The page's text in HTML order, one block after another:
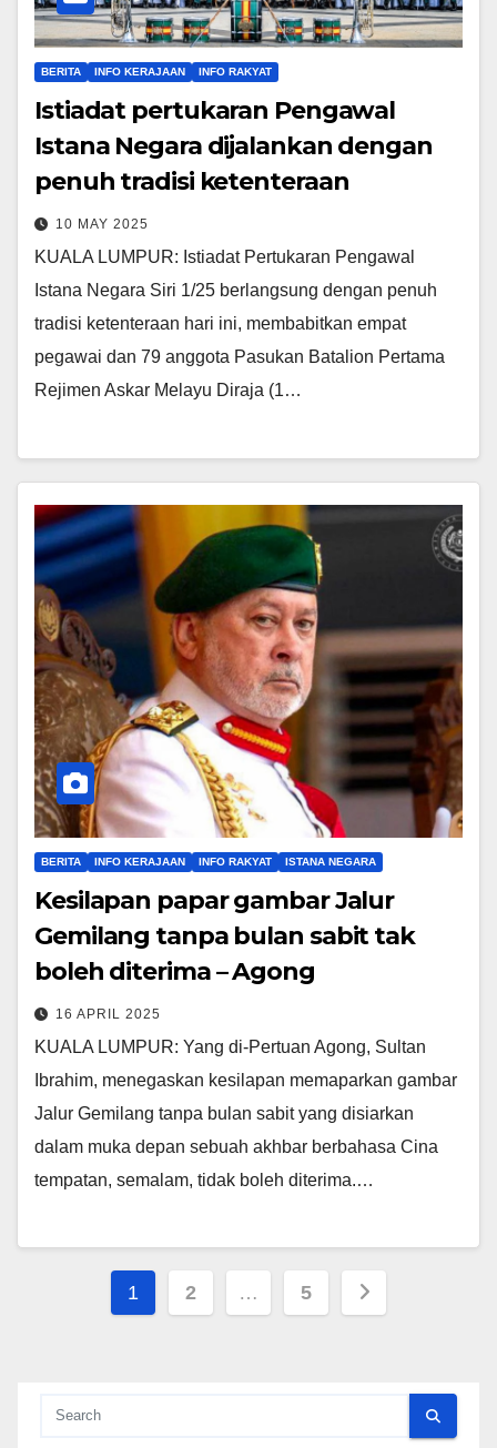
BERITA INFO KERAJAAN INFO RAKYAT
Istiadat pertukaran Pengawal
Istana Negara dijalankan dengan
penuh tradisi ketenteraan
10 MAY 2025
KUALA LUMPUR: Istiadat Pertukaran Pengawal
Istana Negara Siri 1/25 berlangsung dengan penuh
tradisi ketenteraan hari ini, membabitkan empat
pegawai dan 79 anggota Pasukan Batalion Pertama
Rejimen Askar Melayu Diraja (1…
BERITA INFO KERAJAAN INFO RAKYAT ISTANA NEGARA
Kesilapan papar gambar Jalur
Gemilang tanpa bulan sabit tak
boleh diterima – Agong
16 APRIL 2025
KUALA LUMPUR: Yang di-Pertuan Agong, Sultan
Ibrahim, menegaskan kesilapan memaparkan gambar
Jalur Gemilang tanpa bulan sabit yang disiarkan
dalam muka depan sebuah akhbar berbahasa Cina
tempatan, semalam, tidak boleh diterima.…
Posts
1 2 … 5